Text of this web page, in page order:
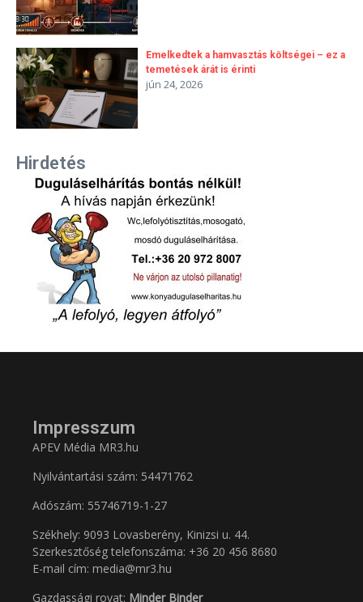
Emelkedtek a hamvasztás költségei – ez a
temetések árát is érinti
jún 24, 2026
Hirdetés
Impresszum
APEV Média MR3.hu
Nyilvántartási szám: 54471762
Adószám: 55746719-1-27
Székhely: 9093 Lovasberény, Kinizsi u. 44.
Szerkesztőség telefonszáma: +36 20 456 8680
E-mail cím: media@mr3.hu
Gazdassági rovat: Minder Binder